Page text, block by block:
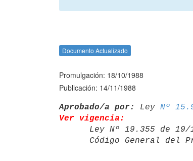
Documento Actualizado
Promulgación: 18/10/1988
Publicación: 14/11/1988
Aprobado/a por: Ley Nº
Ver vigencia:
Ley Nº 19.355 de
Código General